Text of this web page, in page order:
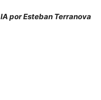
por Esteban Terranova